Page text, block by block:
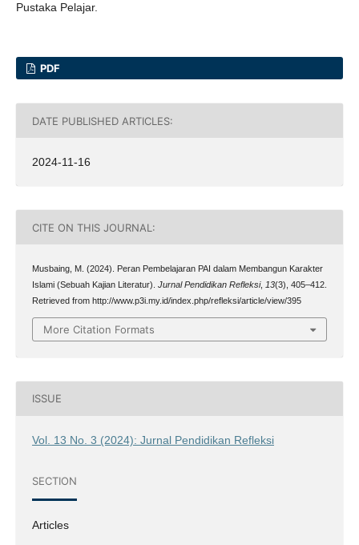
Pustaka Pelajar.
PDF
DATE PUBLISHED ARTICLES:
2024-11-16
CITE ON THIS JOURNAL:
Musbaing, M. (2024). Peran Pembelajaran PAI dalam Membangun Karakter
Islami (Sebuah Kajian Literatur). Jurnal Pendidikan Refleksi, 13(3), 405–412.
Retrieved from http://www.p3i.my.id/index.php/refleksi/article/view/395
More Citation Formats
ISSUE
Vol. 13 No. 3 (2024): Jurnal Pendidikan Refleksi
SECTION
Articles